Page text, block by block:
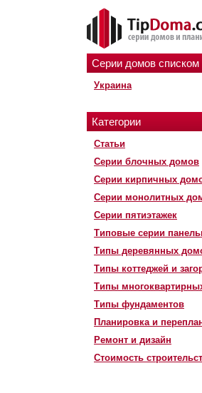
Серии домов списком
Украина
Категории
Статьи
Серии блочных домов
Серии кирпичных
Серии монолитных
Серии пятиэтажек
Типовые серии
Типы деревянных
Типы коттеджей и
Типы
Типы фундаментов
Планировка и
Ремонт и дизайн
Стоимость